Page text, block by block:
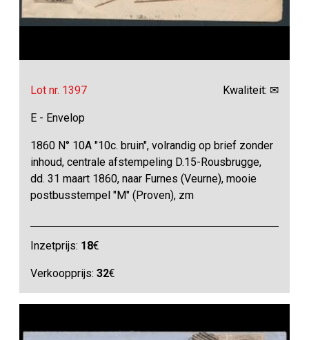
Lot nr. 1397 Kwaliteit: ✉
E - Envelop
1860 N° 10A "10c. bruin", volrandig op brief zonder
inhoud, centrale afstempeling D.15-Rousbrugge,
dd. 31 maart 1860, naar Furnes (Veurne), mooie
postbusstempel "M" (Proven), zm
Inzetprijs: 18€
Verkoopprijs:32€